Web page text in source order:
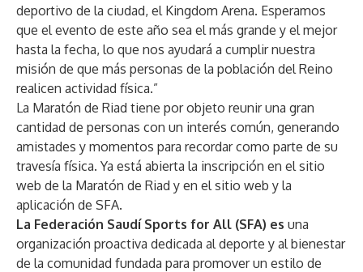
deportivo de la ciudad, el Kingdom Arena. Esperamos
que el evento de este año sea el más grande y el mejor
hasta la fecha, lo que nos ayudará a cumplir nuestra
misión de que más personas de la población del Reino
realicen actividad física.”
La Maratón de Riad tiene por objeto reunir una gran
cantidad de personas con un interés común, generando
amistades y momentos para recordar como parte de su
travesía física. Ya está abierta la inscripción en el sitio
web de la Maratón de Riad y en el sitio web y la
aplicación de SFA.
La Federación Saudí Sports for All (SFA) es una
organización proactiva dedicada al deporte y al bienestar
de la comunidad fundada para promover un estilo de